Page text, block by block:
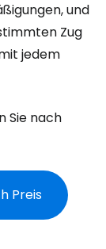
und
Zug
jedem
Sie nach
Preis